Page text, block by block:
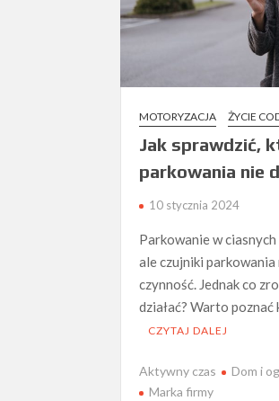
MOTORYZACJA ŻYCIE
Jak sprawdzić,
parkowania nie
10 stycznia 2024
Parkowanie w
ale czujniki
czynność. Jednak co
działać? Warto
CZYTAJ DALEJ
Aktywny czas Dom i
Marka firmy